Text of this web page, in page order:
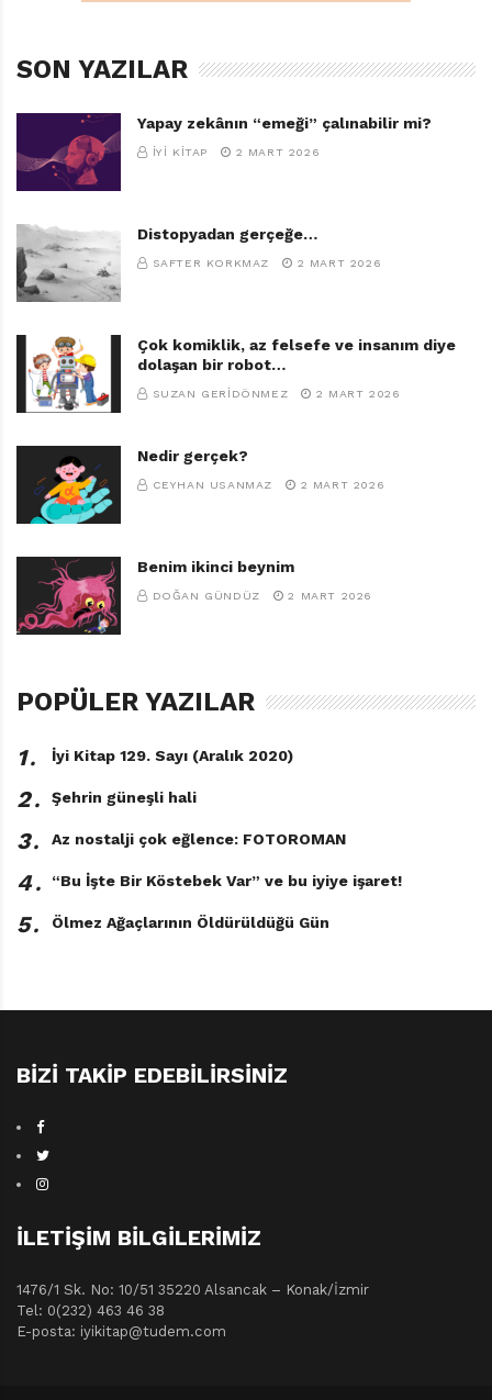
SON YAZILAR
Yapay zekânın “emeği” çalınabilir mi?
İYI KITAP 2 MART 2026
Distopyadan gerçeğe…
SAFTER KORKMAZ 2 MART 2026
Çok komiklik, az felsefe ve insanım diye
dolaşan bir robot…
SUZAN GERIDÖNMEZ 2 MART 2026
Nedir gerçek?
CEYHAN USANMAZ 2 MART 2026
Benim ikinci beynim
DOĞAN GÜNDÜZ 2 MART 2026
POPÜLER YAZILAR
1․ İyi Kitap 129. Sayı (Aralık 2020)
2․ Şehrin güneşli hali
3․ Az nostalji çok eğlence: FOTOROMAN
4․ “Bu İşte Bir Köstebek Var” ve bu iyiye işaret!
5․ Ölmez Ağaçlarının Öldürüldüğü Gün
BIZI TAKIP EDEBILIRSINIZ
İLETIŞIM BILGILERIMIZ
1476/1 Sk. No: 10/51 35220 Alsancak – Konak/İzmir
Tel: 0(232) 463 46 38
E-posta: iyikitap@tudem.com